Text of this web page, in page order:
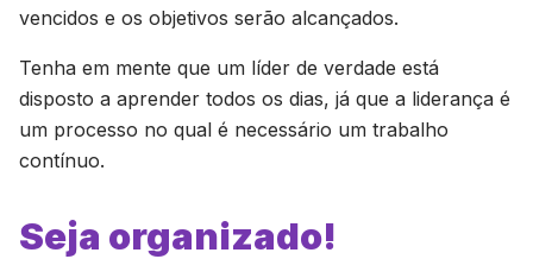
vencidos e os objetivos serão alcançados.
Tenha em mente que um líder de verdade está
disposto a aprender todos os dias, já que a liderança é
um processo no qual é necessário um trabalho
contínuo.
Seja organizado!